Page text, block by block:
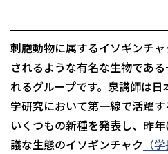
刺胞動物に属するイソギンチ
されるような有名な生物であ
れるグループです。泉講師は
学研究において第一線で活躍
いくつもの新種を発表し、昨
議な生態のイソギンチャク （